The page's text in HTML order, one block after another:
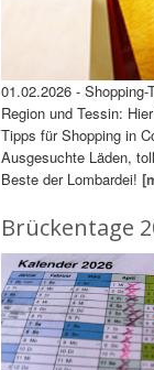
01.02.2026 -
Region und Tessin:
Tipps für Shopping in
Ausgesuchte Läden,
Beste der Lombardei!
Brückentage